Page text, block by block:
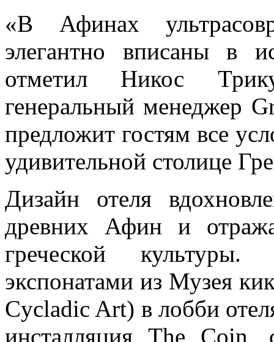
«В Афинах
элегантно вписаны в
отметил Никос
генеральный менеджер
предложит гостям все
удивительной столице
Дизайн отеля
древних Афин и
греческой
экспонатами из Музея
Cycladic Art) в лобби
инсталляция The Coin,